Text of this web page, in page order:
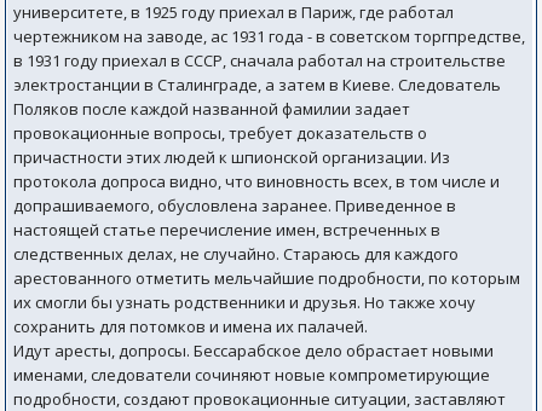
университете, в 1925 году приехал в Париж, где работал
чертежником на заводе, ас 1931 года - в советском торгпредстве,
в 1931 году приехал в СССР, сначала работал на строительстве
электростанции в Сталинграде, а затем в Киеве. Следователь
Поляков после каждой названной фамилии задает
провокационные вопросы, требует доказательств о
причастности этих людей к шпионской организации. Из
протокола допроса видно, что виновность всех, в том числе и
допрашиваемого, обусловлена заранее. Приведенное в
настоящей статье перечисление имен, встреченных в
следственных делах, не случайно. Стараюсь для каждого
арестованного отметить мельчайшие подробности, по которым
их смогли бы узнать родственники и друзья. Но также хочу
сохранить для потомков и имена их палачей.
Идут аресты, допросы. Бессарабское дело обрастает новыми
именами, следователи сочиняют новые компрометирующие
подробности, создают провокационные ситуации, заставляют